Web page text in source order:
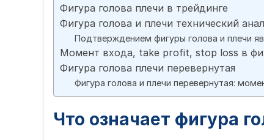
Фигура голова плечи в трейдинге
Фигура голова и плечи технический
Подтверждением фигуры голова и плечи
Момент входа, take profit, stop loss в
Фигура голова плечи перевернутая
Фигура голова и плечи перевернутая:
Что означает фигура